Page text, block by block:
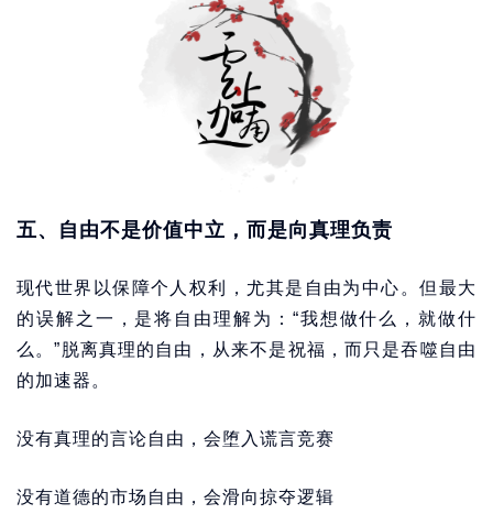
五、自由不是价值中立，而是向真理负责
现代世界以保障个人权利，尤其是自由为中心。但最大
的误解之一，是将自由理解为：“我想做什么，就做什
么。”脱离真理的自由，从来不是祝福，而只是吞噬自由
的加速器。
没有真理的言论自由，会堕入谎言竞赛
没有道德的市场自由，会滑向掠夺逻辑